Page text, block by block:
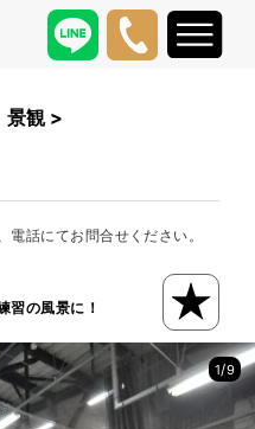
景観 >
話にてお問合せください。
習の風景に！
1/9